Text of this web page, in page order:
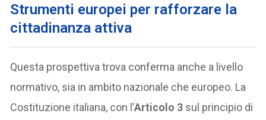
Strumenti europei per rafforzare la
cittadinanza attiva
Questa prospettiva trova conferma anche a livello
normativo, sia in ambito nazionale che europeo. La
Costituzione italiana, con l’Articolo 3 sul principio di